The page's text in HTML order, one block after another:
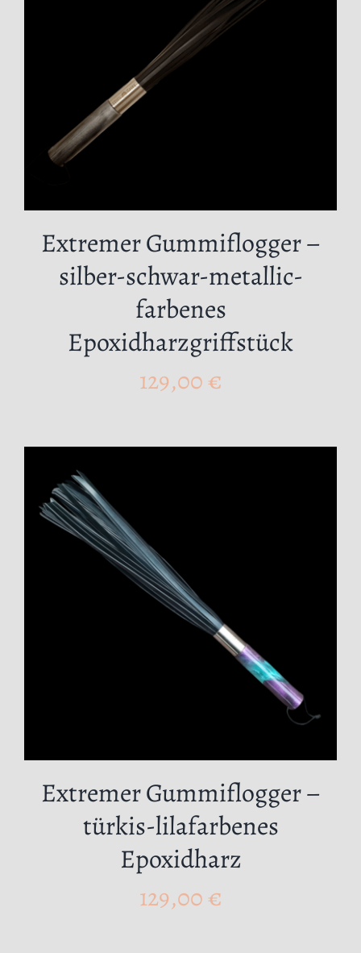
Extremer Gummiflogger –
silber-schwar-metallic-
farbenes
Epoxidharzgriffstück
129,00€
Extremer Gummiflogger –
türkis-lilafarbenes
Epoxidharz
129,00€